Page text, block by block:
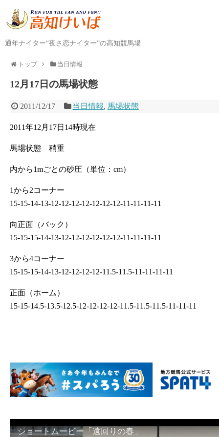
通年ナイター“夜さ恋ナイター”の高知競馬場
トップ 当日情報
12月17日の馬場状態
2011/12/17 当日情報, 馬場状態
2011年12月17日14時現在
馬場状態 稍重
内から1mごとの砂圧（単位：cm）
1から2コーナー
15-15-14-13-12-12-12-12-12-12-12-11-11-11-11
向正面（バック）
15-15-15-14-13-12-12-12-12-12-12-11-11-11-11
3から4コーナー
15-15-15-14-13-12-12-12-12-11.5-11.5-11-11-11-11
正面（ホーム）
15-15-14.5-13.5-12.5-12-12-12-12-11.5-11.5-11.5-11-11-11
ショートムービー「遠回りの春」